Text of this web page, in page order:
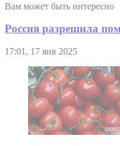
Вам может быть интересно
Россия разрешила
17:01, 17 янв 2025